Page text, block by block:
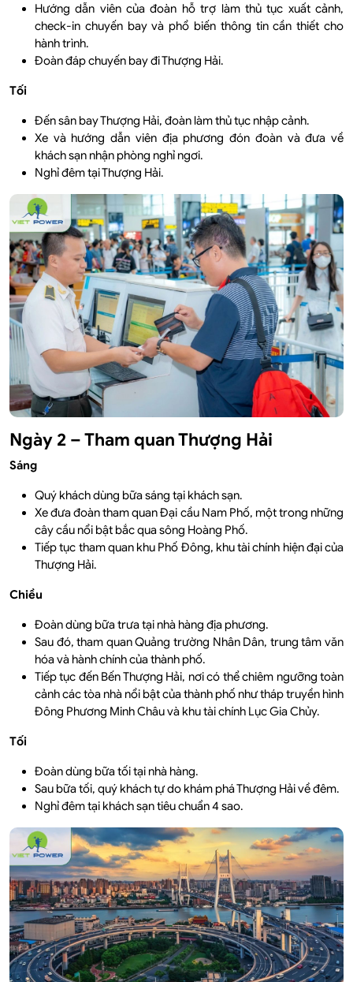
Hướng dẫn viên của đoàn hỗ trợ làm thủ tục xuất cảnh,
check-in chuyến bay và phổ biến thông tin cần thiết cho
hành trình.
Đoàn đáp chuyến bay đi Thượng Hải.
Tối
Đến sân bay Thượng Hải, đoàn làm thủ tục nhập cảnh.
Xe và hướng dẫn viên địa phương đón đoàn và đưa về
khách sạn nhận phòng nghỉ ngơi.
Nghỉ đêm tại Thượng Hải.
Ngày 2 – Tham quan Thượng Hải
Sáng
Quý khách dùng bữa sáng tại khách sạn.
Xe đưa đoàn tham quan Đại cầu Nam Phố, một trong những
cây cầu nổi bật bắc qua sông Hoàng Phố.
Tiếp tục tham quan khu Phố Đông, khu tài chính hiện đại của
Thượng Hải.
Chiều
Đoàn dùng bữa trưa tại nhà hàng địa phương.
Sau đó, tham quan Quảng trường Nhân Dân, trung tâm văn
hóa và hành chính của thành phố.
Tiếp tục đến Bến Thượng Hải, nơi có thể chiêm ngưỡng toàn
cảnh các tòa nhà nổi bật của thành phố như tháp truyền hình
Đông Phương Minh Châu và khu tài chính Lục Gia Chủy.
Tối
Đoàn dùng bữa tối tại nhà hàng.
Sau bữa tối, quý khách tự do khám phá Thượng Hải về đêm.
Nghỉ đêm tại khách sạn tiêu chuẩn 4 sao.